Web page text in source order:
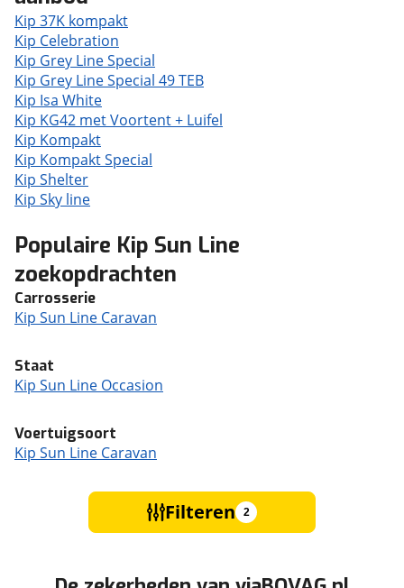
Kip 37K kompakt
Kip Celebration
Kip Grey Line Special
Kip Grey Line Special 49 TEB
Kip Isa White
Kip KG42 met Voortent + Luifel
Kip Kompakt
Kip Kompakt Special
Kip Shelter
Kip Sky line
Populaire Kip Sun Line
zoekopdrachten
Carrosserie
Kip Sun Line Caravan
Staat
Kip Sun Line Occasion
Voertuigsoort
Kip Sun Line Caravan
Filteren 2